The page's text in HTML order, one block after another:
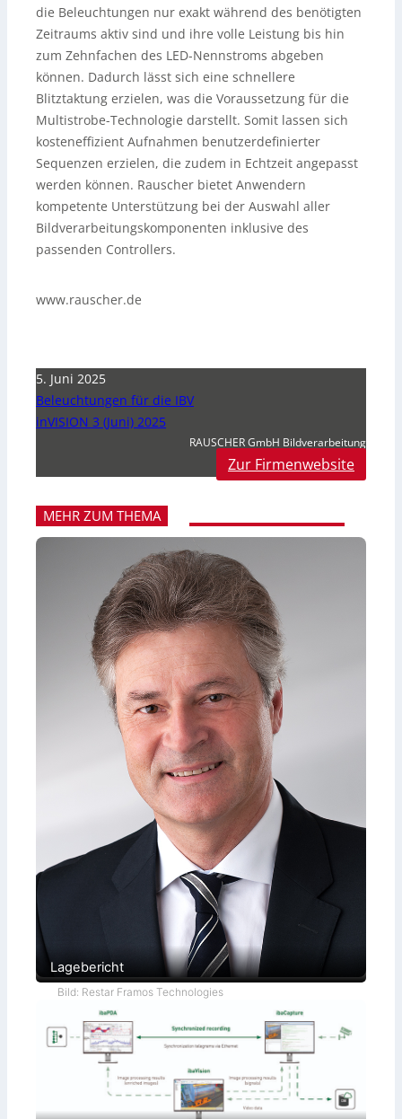
die Beleuchtungen nur exakt während des benötigten
Zeitraums aktiv sind und ihre volle Leistung bis hin
zum Zehnfachen des LED-Nennstroms abgeben
können. Dadurch lässt sich eine schnellere
Blitztaktung erzielen, was die Voraussetzung für die
Multistrobe-Technologie darstellt. Somit lassen sich
kosteneffizient Aufnahmen benutzerdefinierter
Sequenzen erzielen, die zudem in Echtzeit angepasst
werden können. Rauscher bietet Anwendern
kompetente Unterstützung bei der Auswahl aller
Bildverarbeitungskomponenten inklusive des
passenden Controllers.
www.rauscher.de
5. Juni 2025
Beleuchtungen für die IBV
inVISION 3 (Juni) 2025
RAUSCHER GmbH Bildverarbeitung
Zur Firmenwebsite
MEHR ZUM THEMA
Lagebericht
Bild: Restar Framos Technologies